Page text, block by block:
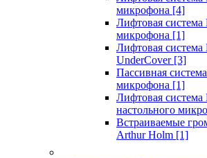
микрофона [4]
Лифтовая
микрофона [1]
Лифтовая система
UnderCover [3]
Пассивная
микрофона [1]
Лифтовая
настольного
Встраиваемые
Arthur Holm [1]